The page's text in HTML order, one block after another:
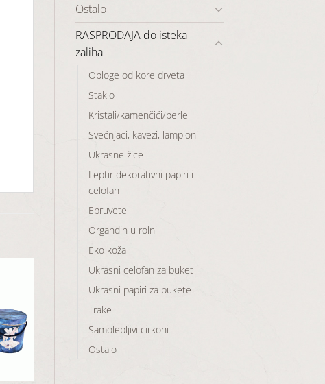
Ostalo
RASPRODAJA do isteka
zaliha
Obloge od kore drveta
Staklo
Kristali/kamenčići/perle
Svećnjaci, kavezi, lampioni
Ukrasne žice
Leptir dekorativni papiri i
celofan
Epruvete
Organdin u rolni
Eko koža
Ukrasni celofan za buket
Ukrasni papiri za bukete
Trake
Samolepljivi cirkoni
Ostalo
Dodaj
u
listu
želja